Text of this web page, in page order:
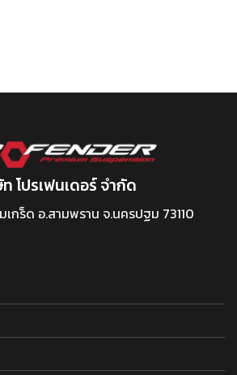
โปรเฟนเดอร์ จำกัด
กร็ด อ.สามพราน จ.นครปฐม 73110